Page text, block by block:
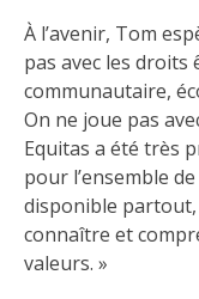
À l’avenir, Tom
pas avec les
communautaire,
On ne joue pas
Equitas a été très
pour l’ensemble
disponible
connaître et
valeurs. »